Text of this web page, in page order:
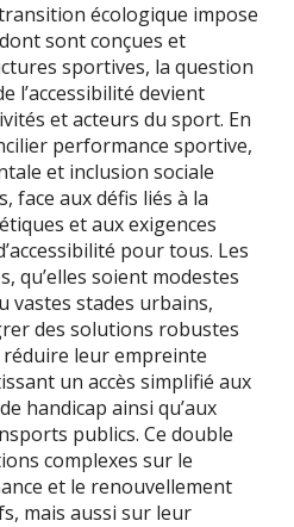
écologique impose
sont conçues et
sportives, la question
l’accessibilité devient
et acteurs du sport. En
performance sportive,
et inclusion sociale
face aux défis liés à la
et aux exigences
pour tous. Les
qu’elles soient modestes
vastes stades urbains,
des solutions robustes
réduire leur empreinte
un accès simplifié aux
handicap ainsi qu’aux
publics. Ce double
complexes sur le
et le renouvellement
mais aussi sur leur